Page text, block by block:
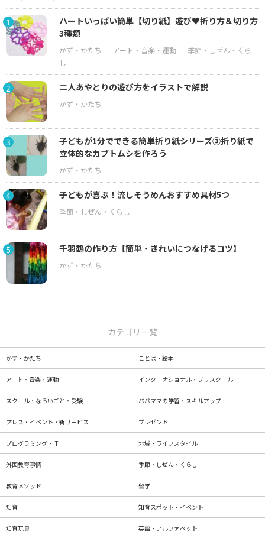
1
ハートいっぱい簡単【切り紙】遊び♥折り方＆切り方
3種類
2 二人あやとりの遊び方をイラストで解説
3
子どもが1分でできる簡単折り紙シリーズ③折り紙で
立体的なカブトムシを作ろう
4 子どもが喜ぶ！流しそうめんおすすめ具材5つ
5 千羽鶴の作り方【簡単・きれいにつなげるコツ】
カテゴリ一覧
かず・かたち ことば・絵本
アート・音楽・運動 インターナショナル・プリスクール
スクール・ならいごと・受験 パパママの学習・スキルアップ
プレス・イベント・新サービス プレゼント
プログラミング・IT 地域・ライフスタイル
外国教育事情 季節・しぜん・くらし
教育メソッド 留学
知育 知育スポット・イベント
知育玩具 英語・アルファベット